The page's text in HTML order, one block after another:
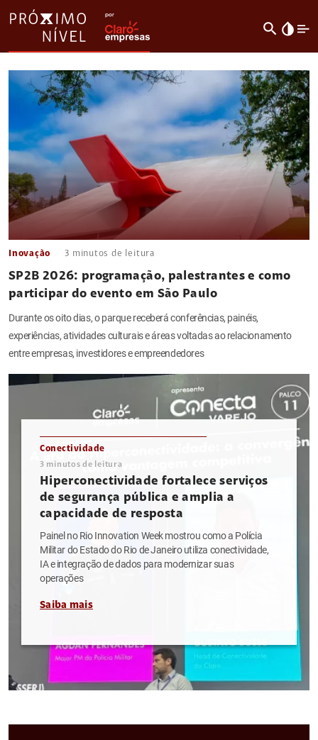
search invert_colors
Inovação 3 minutos de leitura
SP2B 2026: programação, palestrantes e como
participar do evento em São Paulo
Durante os oito dias, o parque receberá conferências, painéis,
experiências, atividades culturais e áreas voltadas ao relacionamento
entre empresas, investidores e empreendedores
Conectividade
3 minutos de leitura
Hiperconectividade fortalece serviços
de segurança pública e amplia a
capacidade de resposta
Painel no Rio Innovation Week mostrou como a Polícia
Militar do Estado do Rio de Janeiro utiliza conectividade,
IA e integração de dados para modernizar suas
operações
Saiba mais